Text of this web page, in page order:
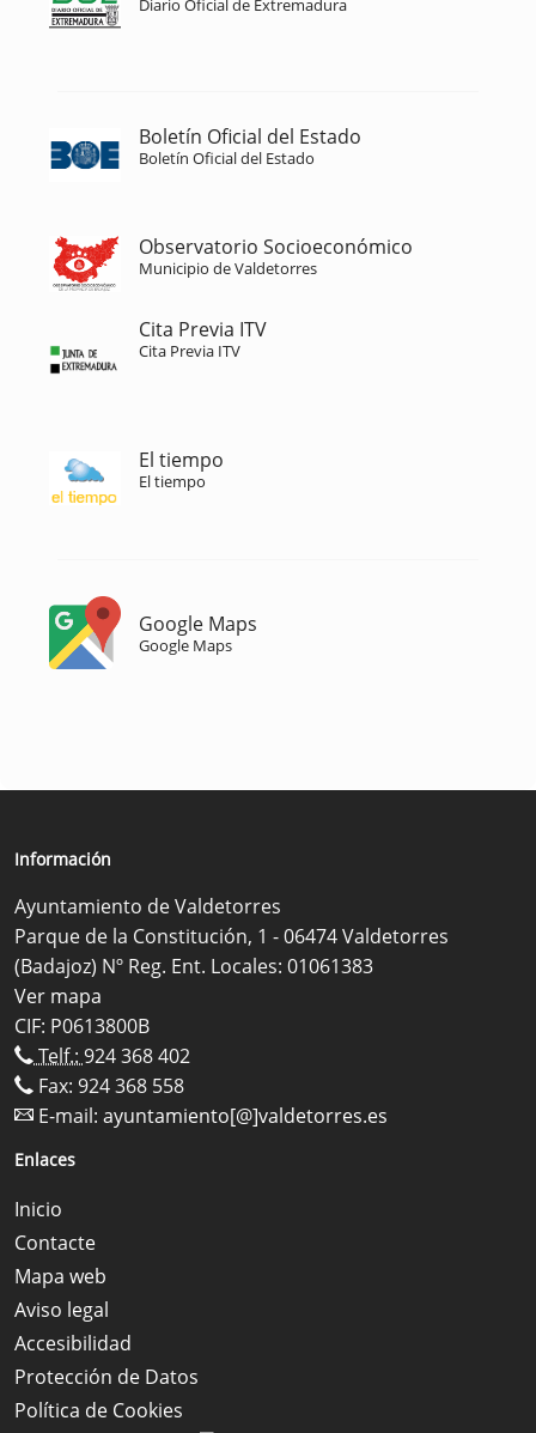
Diario Oficial de Extremadura
Boletín Oficial del Estado
Boletín Oficial del Estado
Observatorio Socioeconómico
Municipio de Valdetorres
Cita Previa ITV
Cita Previa ITV
El tiempo
El tiempo
Google Maps
Google Maps
Información
Ayuntamiento de Valdetorres
Parque de la Constitución, 1 - 06474 Valdetorres
(Badajoz) Nº Reg. Ent. Locales: 01061383
Ver mapa
CIF: P0613800B
Telf.: 924 368 402
Fax: 924 368 558
E-mail: ayuntamiento[@]valdetorres.es
Enlaces
Inicio
Contacte
Mapa web
Aviso legal
Accesibilidad
Protección de Datos
Política de Cookies